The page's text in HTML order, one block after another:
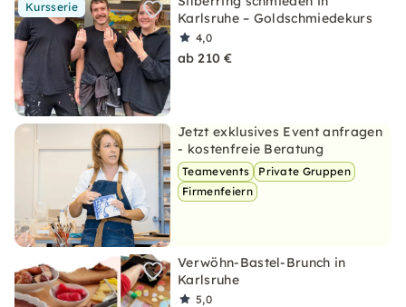
Kursserie
Karlsruhe – Goldschmiedekurs
4,0
ab 210 €
Jetzt exklusives Event anfragen
- kostenfreie Beratung
Teamevents
Private Gruppen
Firmenfeiern
Verwöhn-Bastel-Brunch in
Karlsruhe
5,0